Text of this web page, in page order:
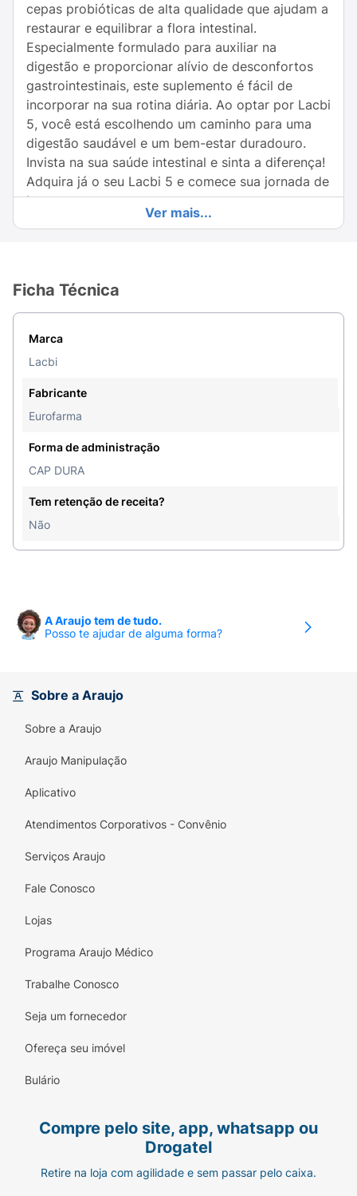
cepas probióticas de alta qualidade que ajudam a
restaurar e equilibrar a flora intestinal.
Especialmente formulado para auxiliar na
digestão e proporcionar alívio de desconfortos
gastrointestinais, este suplemento é fácil de
incorporar na sua rotina diária. Ao optar por Lacbi
5, você está escolhendo um caminho para uma
digestão saudável e um bem-estar duradouro.
Invista na sua saúde intestinal e sinta a diferença!
Adquira já o seu Lacbi 5 e comece sua jornada de
bem-estar.
Ver mais...
Ficha Técnica
Marca
Lacbi
Fabricante
Eurofarma
Forma de administração
CAP DURA
Tem retenção de receita?
Não
A Araujo tem de tudo.
Posso te ajudar de alguma forma?
Sobre a Araujo
Sobre a Araujo
Araujo Manipulação
Aplicativo
Atendimentos Corporativos - Convênio
Serviços Araujo
Fale Conosco
Lojas
Programa Araujo Médico
Trabalhe Conosco
Seja um fornecedor
Ofereça seu imóvel
Bulário
Compre pelo site, app, whatsapp ou
Drogatel
Retire na loja com agilidade e sem passar pelo caixa.